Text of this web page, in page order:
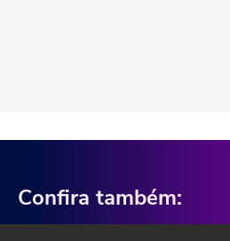
Confira também: